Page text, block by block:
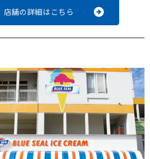
店舗の詳細はこちら